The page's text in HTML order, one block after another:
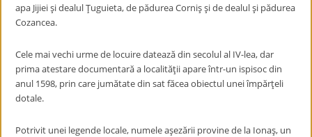
apa Jijiei şi dealul Ţuguieta, de pădurea Corniş şi de dealul şi pădurea
Cozancea.
Cele mai vechi urme de locuire datează din secolul al IV-lea, dar
prima atestare documentară a localităţii apare într-un ispisoc din
anul 1598, prin care jumătate din sat făcea obiectul unei împărţeli
dotale.
Potrivit unei legende locale, numele aşezării provine de la Ionaş, un